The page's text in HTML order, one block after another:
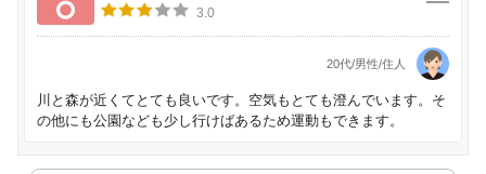
3.0
20代/男性/住人
川と森が近くてとても良いです。空気もとても澄んでいます。そ
の他にも公園なども少し行けばあるため運動もできます。